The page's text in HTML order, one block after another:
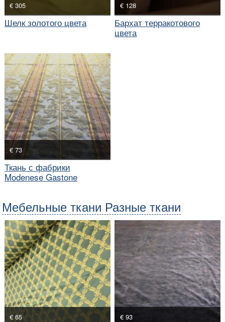
€ 305
Шелк золотого цвета
€ 128
Бархат терракотового
цвета
€ 73
Ткань с фабрики
Modenese Gastone
Мебельные ткани Разные ткани
€ 65 € 93